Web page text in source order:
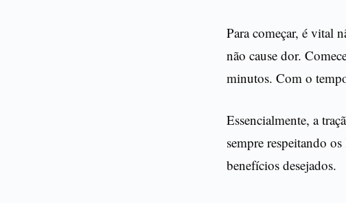
Para começar, é vital
não cause dor.
minutos. Com o
Essencialmente, a
sempre respeitando
benefícios desejados.